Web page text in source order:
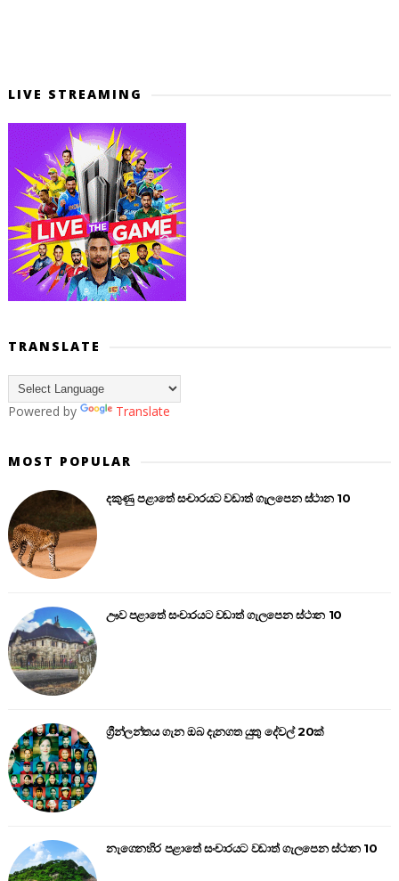
LIVE STREAMING
TRANSLATE
Powered by Translate
MOST POPULAR
දකුණු පළාතේ සංචාරයට වඩාත් ගැලපෙන ස්ථාන 10
ඌව පළාතේ සංචාරයට වඩාත් ගැලපෙන ස්ථාන 10
ග්‍රීන්ලන්තය ගැන ඔබ දැනගත යුතු දේවල් 20ක්
නැගෙනහිර පළාතේ සංචාරයට වඩාත් ගැලපෙන ස්ථාන 10